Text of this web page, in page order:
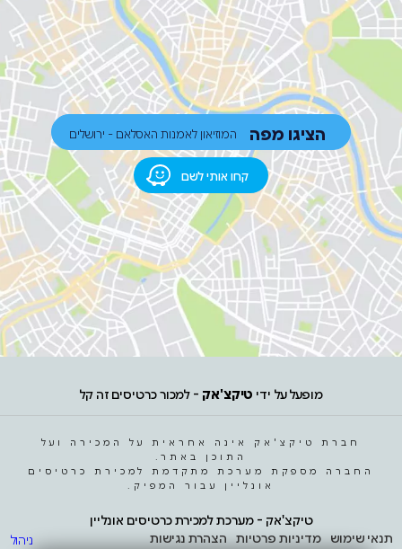
קחו אותי לשם
הציגו מפה המוזיאון לאמנות האסלאם - ירושלים
מופעל על ידי טיקצ'אק - למכור כרטיסים זה קל
חברת טיקצ'אק אינה אחראית על המכירה ועל
התוכן באתר.
החברה מספקת מערכת מתקדמת למכירת כרטיסים
אונליין עבור המפיק.
ניהול
טיקצ'אק - מערכת למכירת כרטיסים אונליין
תנאי שימוש מדיניות פרטיות הצהרת נגישות